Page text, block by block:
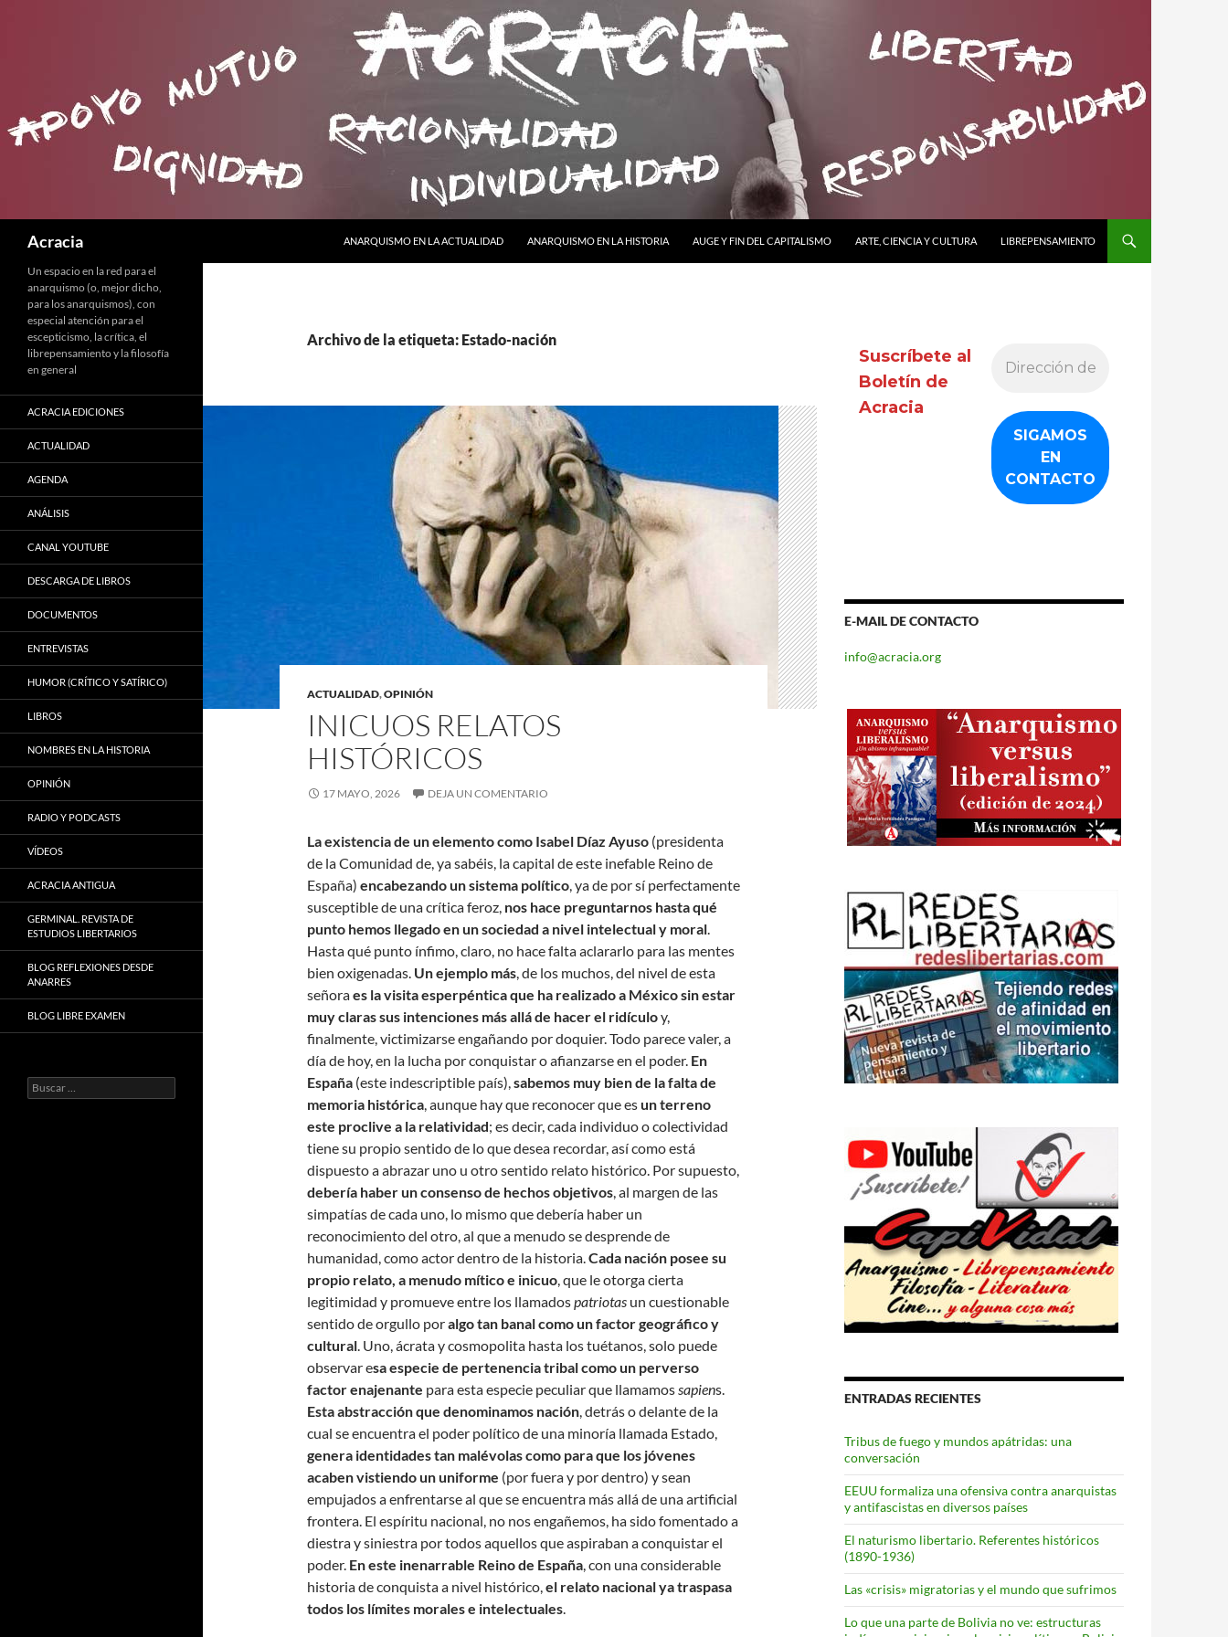
Acracia
ANARQUISMO EN LA ACTUALIDAD
ANARQUISMO EN LA HISTORIA AUGE Y FIN DEL CAPITALISMO ARTE, CIENCIA Y CULTURA LIBREPENSAMIENTO
Archivo de la etiqueta: Estado-nación
ACTUALIDAD,OPINIÓN
INICUOS RELATOS
HISTÓRICOS
17 MAYO, 2026 DEJA UN COMENTARIO
La existencia de un elemento como Isabel Díaz Ayuso (presidenta
de la Comunidad de, ya sabéis, la capital de este inefable Reino de
España) encabezando un sistema político, ya de por sí perfectamente
susceptible de una crítica feroz, nos hace preguntarnos hasta qué
punto hemos llegado en un sociedad a nivel intelectual y moral.
Hasta qué punto ínfimo, claro, no hace falta aclararlo para las mentes
bien oxigenadas. Un ejemplo más, de los muchos, del nivel de esta
señoraes la visita esperpéntica que ha realizado a México sin estar
muy claras sus intenciones más allá de hacer el ridículoy,
finalmente, victimizarse engañando por doquier. Todo parece valer, a
día de hoy, en la lucha por conquistar o afianzarse en el poder. En
España (este indescriptible país),sabemos muy bien de la falta de
memoria histórica, aunque hay que reconocer que esun terreno
este proclive a la relatividad; es decir, cada individuo o colectividad
tiene su propio sentido de lo que desea recordar, así como está
dispuesto a abrazar uno u otro sentido relato histórico. Por supuesto,
debería haber un consenso de hechos objetivos, al margen de las
simpatías de cada uno, lo mismo que debería haber un
reconocimiento del otro, al que a menudo se desprende de
humanidad, como actor dentro de la historia.Cada nación posee su
propio relato, a menudo mítico e inicuo, que le otorga cierta
legitimidad y promueve entre los llamadospatriotas un cuestionable
sentido de orgullo poralgo tan banal como un factor geográfico y
cultural. Uno, ácrata y cosmopolita hasta los tuétanos, solo puede
observar esa especie de pertenencia tribal como un perverso
factor enajenante para esta especie peculiar que llamamossapiens.
Esta abstracción que denominamos nación, detrás o delante de la
cual se encuentra el poder político de una minoría llamada Estado,
genera identidades tan malévolas como para que los jóvenes
acaben vistiendo un uniforme (por fuera y por dentro) y sean
empujados a enfrentarse al que se encuentra más allá de una artificial
frontera. El espíritu nacional, no nos engañemos, ha sido fomentado a
diestra y siniestra por todos aquellos que aspiraban a conquistar el
poder. En este inenarrable Reino de España, con una considerable
historia de conquista a nivel histórico,el relato nacional ya traspasa
todos los límites morales e intelectuales.
Suscríbete al
Boletín de
Acracia
E-MAIL DE CONTACTO
info@acracia.org
ENTRADAS RECIENTES
Tribus de fuego y mundos apátridas: una
conversación
EEUU formaliza una ofensiva contra anarquistas
y antifascistas en diversos países
El naturismo libertario. Referentes históricos
(1890-1936)
Las «crisis» migratorias y el mundo que sufrimos
Lo que una parte de Bolivia no ve: estructuras
Un espacio en la red para el
anarquismo (o, mejor dicho,
para los anarquismos), con
especial atención para el
escepticismo, la crítica, el
librepensamiento y la filosofía
en general
ACRACIA EDICIONES
ACTUALIDAD
AGENDA
ANÁLISIS
CANAL YOUTUBE
DESCARGA DE LIBROS
DOCUMENTOS
ENTREVISTAS
HUMOR (CRÍTICO Y SATÍRICO)
LIBROS
NOMBRES EN LA HISTORIA
OPINIÓN
RADIO Y PODCASTS
VÍDEOS
ACRACIA ANTIGUA
GERMINAL. REVISTA DE
ESTUDIOS LIBERTARIOS
BLOG REFLEXIONES DESDE
ANARRES
BLOG LIBRE EXAMEN
Buscar: